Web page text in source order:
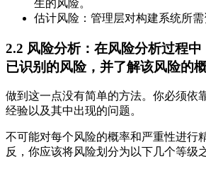
生的风险。
估计风险：管理层对构建系统所
2.2 风险分析：在风险分析过程
已识别的风险，并了解该风险的
做到这一点没有简单的方法。你必须依
经验以及其中出现的问题。
不可能对每个风险的概率和严重性进行
反，你应该将风险划分为以下几个等级